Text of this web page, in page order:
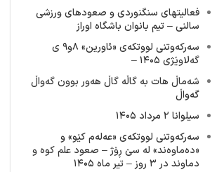
فعالیتهای سنگنوردی و صعودهای ورزشی
سالنی – تیم بانوان باشگاه اوراز
سەرکەوتنی لووتکەی «ئاورین» ٨و٩ ی
گەلاوێژی ١٤٠٥ –
شەماڵ هات بە گاڵە گاڵ هەور بوون گەواڵ
گەواڵ
سیلوانا ۲ مرداد ۱۴۰۵
سەرکەوتنی لووتکەی «عەلەم کێو» و
«دەماوەند» لە سێ ڕۆژ – صعود علم کوه و
دماوند در ۳ روز – تیر ماه ۱۴۰۵